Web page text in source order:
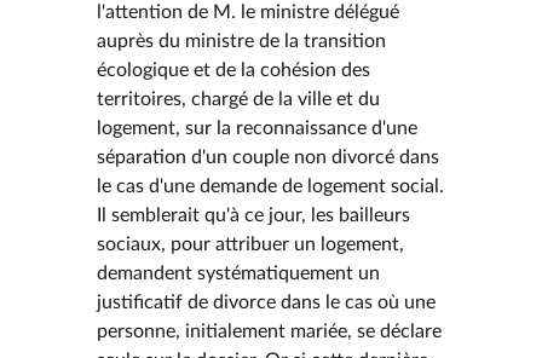
l'attention de M. le ministre délégué
auprès du ministre de la transition
écologique et de la cohésion des
territoires, chargé de la ville et du
logement, sur la reconnaissance d'une
séparation d'un couple non divorcé dans
le cas d'une demande de logement social.
Il semblerait qu'à ce jour, les bailleurs
sociaux, pour attribuer un logement,
demandent systématiquement un
justificatif de divorce dans le cas où une
personne, initialement mariée, se déclare